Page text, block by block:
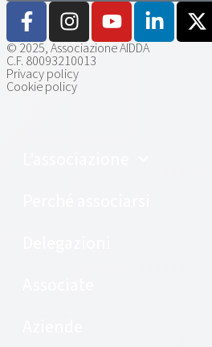
© 2025, Associazione AIDDA
C.F. 80093210013
Privacy policy
Cookie policy